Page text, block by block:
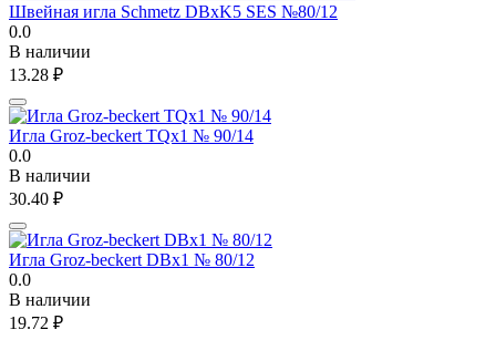
Швейная игла Schmetz DBxK5 SES №80/12
0.0
В наличии
13.28 ₽
Игла Groz-beckert TQx1 № 90/14
0.0
В наличии
30.40 ₽
Игла Groz-beckert DBx1 № 80/12
0.0
В наличии
19.72 ₽